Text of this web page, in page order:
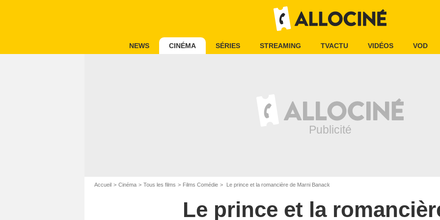
NEWS CINÉMA SÉRIES STREAMING TVACTU VIDÉOS VOD
Accueil Cinéma Tous les films Films Comédie Le prince et la romancière de Marni Banack
Le prince et la